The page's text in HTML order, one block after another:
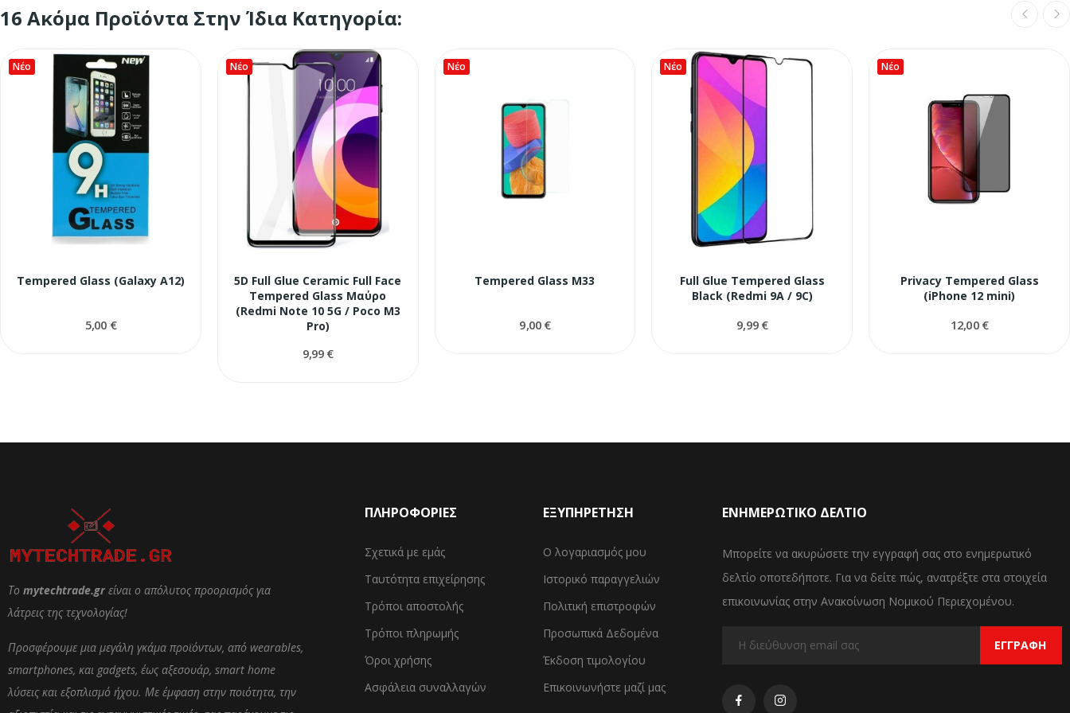
16 Ακόμα Προϊόντα Στην Ίδια Κατηγορία:
Νέο
Tempered Glass (Galaxy A12)
5,00 €
Νέο
5D Full Glue Ceramic Full Face
Tempered Glass Μαύρο
(Redmi Note 10 5G / Poco M3
Pro)
9,99 €
Νέο
Tempered Glass M33
9,00 €
Νέο
Full Glue Tempered Glass
Black (Redmi 9A / 9C)
9,99 €
Νέο
Privacy Tempered Glass
(iPhone 12 mini)
12,00 €
Το mytechtrade.grείναι ο απόλυτος προορισμός για
λάτρεις της τεχνολογίας!
Προσφέρουμε μια μεγάλη γκάμα προϊόντων, από wearables,
smartphones, και gadgets, έως αξεσουάρ, smart home
λύσεις και εξοπλισμό ήχου. Με έμφαση στην ποιότητα, την
ΠΛΗΡΟΦΟΡΙΕΣ
Σχετικά με εμάς
Ταυτότητα επιχείρησης
Τρόποι αποστολής
Τρόποι πληρωμής
Όροι χρήσης
Ασφάλεια συναλλαγών
ΕΞΥΠΗΡΕΤΗΣΗ
Ο λογαριασμός μου
Ιστορικό παραγγελιών
Πολιτική επιστροφών
Προσωπικά Δεδομένα
Έκδοση τιμολογίου
Επικοινωνήστε μαζί μας
ΕΝΗΜΕΡΩΤΙΚΌ ΔΕΛΤΊΟ
Μπορείτε να ακυρώσετε την εγγραφή σας στο ενημερωτικό
δελτίο οποτεδήποτε. Για να δείτε πώς, ανατρέξτε στα στοιχεία
επικοινωνίας στην Ανακοίνωση Νομικού Περιεχομένου.
ΕΓΓΡΑΦΉ